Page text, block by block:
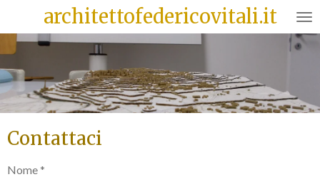
al
contenuto
architettofedericovitali.it
Contattaci
Nome *